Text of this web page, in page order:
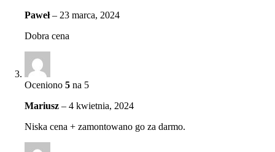
Paweł– 23 marca, 2024
Dobra cena
Oceniono 5 na 5
Mariusz – 4 kwietnia, 2024
Niska cena + zamontowano go za darmo.